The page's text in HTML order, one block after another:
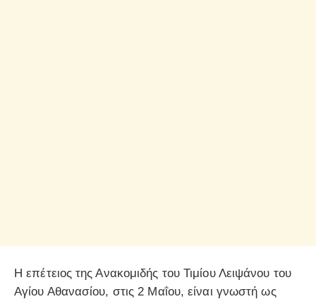
Η επέτειος της Ανακομιδής του Τιμίου Λειψάνου του
Αγίου Αθανασίου, στις 2 Μαΐου, είναι γνωστή ως